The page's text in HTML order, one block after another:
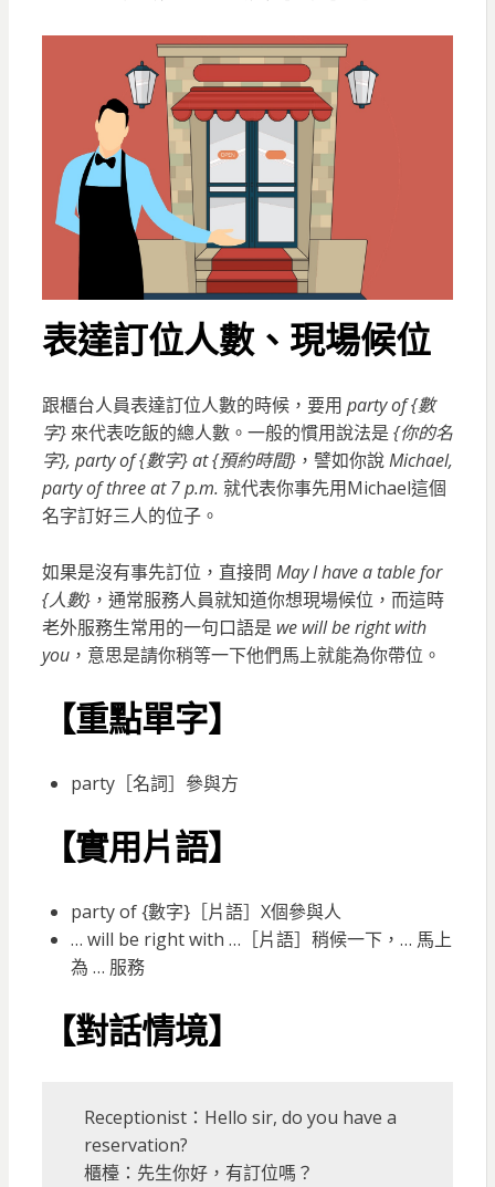
表達訂位人數、現場候位
跟櫃台人員表達訂位人數的時候，要用 party of {數
字}來代表吃飯的總人數。一般的慣用說法是 {你的名
字}, party of {數字} at {預約時間}，譬如你說Michael,
party of three at 7 p.m. 就代表你事先用Michael這個
名字訂好三人的位子。
如果是沒有事先訂位，直接問 May I have a table for
{人數}，通常服務人員就知道你想現場候位，而這時
老外服務生常用的一句口語是 we will be right with
you，意思是請你稍等一下他們馬上就能為你帶位。
【重點單字】
party［名詞］參與方
【實用片語】
party of {數字}［片語］X個參與人
… will be right with …［片語］稍候一下，… 馬上
為 … 服務
【對話情境】
Receptionist：Hello sir, do you have a
reservation?
櫃檯：先生你好，有訂位嗎？